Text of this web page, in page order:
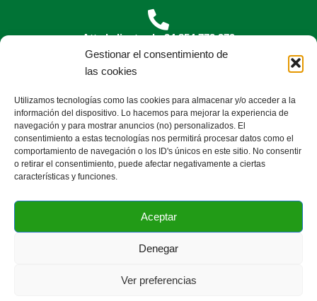
Gestionar el consentimiento de
las cookies
Utilizamos tecnologías como las cookies para almacenar y/o acceder a la
información del dispositivo. Lo hacemos para mejorar la experiencia de
navegación y para mostrar anuncios (no) personalizados. El
consentimiento a estas tecnologías nos permitirá procesar datos como el
comportamiento de navegación o los ID's únicos en este sitio. No consentir
o retirar el consentimiento, puede afectar negativamente a ciertas
características y funciones.
Aceptar
Denegar
Ver preferencias
Att al cliente al +34 854 772 379
Escríbenos ainfo@florenet.com
¿Qué es Florenet?PreciosVideotutoriales
BlogContáctanos
Preguntas frecuentes
Devoluciones y Cancelaciones
Política de privacidadPolítica de cookies
COPYRIGHT © 2025 Florenet - El software para floristas